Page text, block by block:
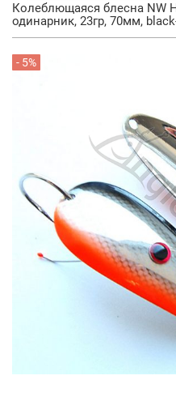
Колеблющаяся блесна
одинарник, 23гр, 70мм,
- 5%